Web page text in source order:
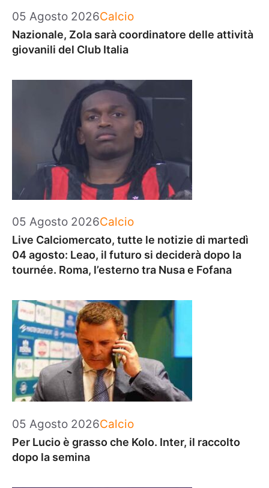
05 Agosto 2026Categorie
Calcio
Nazionale, Zola sarà coordinatore delle attività
giovanili del Club Italia
05 Agosto 2026Categorie
Calcio
Live Calciomercato, tutte le notizie di martedì
04 agosto: Leao, il futuro si deciderà dopo la
tournée. Roma, l’esterno tra Nusa e Fofana
05 Agosto 2026Categorie
Calcio
Per Lucio è grasso che Kolo. Inter, il raccolto
dopo la semina